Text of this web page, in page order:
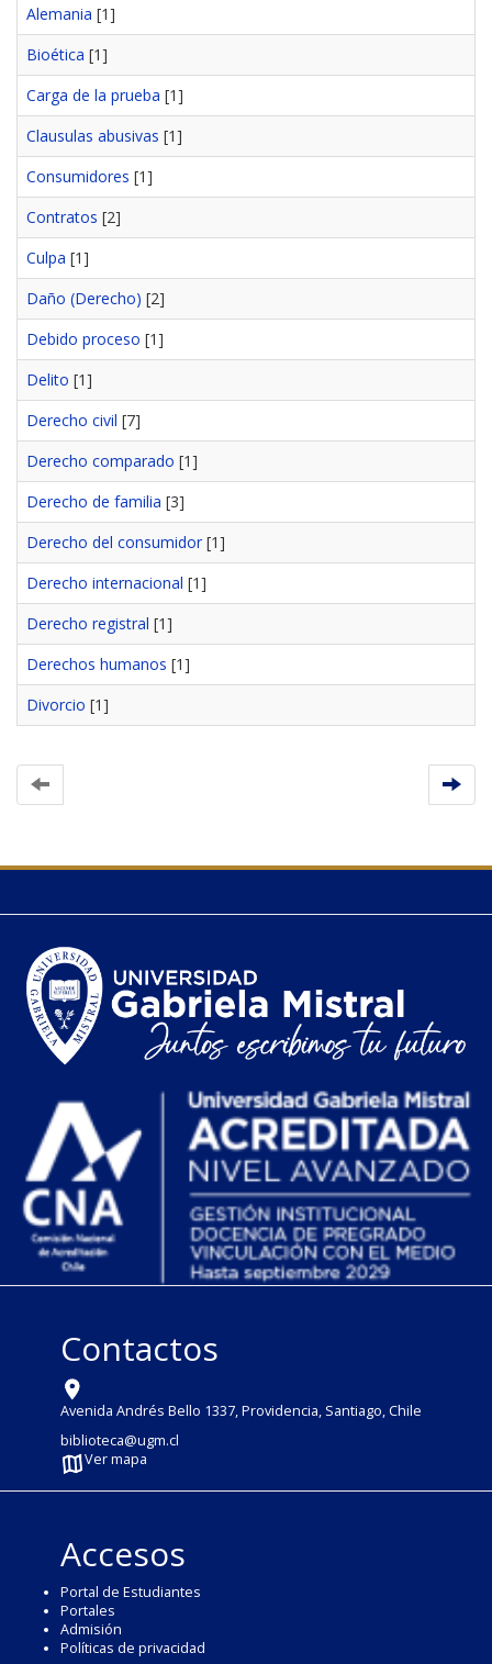
Alemania [1]
Bioética [1]
Carga de la prueba [1]
Clausulas abusivas [1]
Consumidores [1]
Contratos [2]
Culpa [1]
Daño (Derecho) [2]
Debido proceso [1]
Delito [1]
Derecho civil [7]
Derecho comparado [1]
Derecho de familia [3]
Derecho del consumidor[1]
Derecho internacional [1]
Derecho registral [1]
Derechos humanos [1]
Divorcio [1]
Contactos
Avenida Andrés Bello 1337, Providencia, Santiago, Chile
biblioteca@ugm.cl
Ver mapa
Accesos
Portal de Estudiantes
Portales
Admisión
Políticas de privacidad